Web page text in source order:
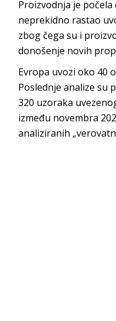
Proizvodnja je počela
neprekidno rastao
zbog čega su i
donošenje novih
Evropa uvozi oko 40
Poslednje analize su
320 uzoraka
između novembra
analiziranih